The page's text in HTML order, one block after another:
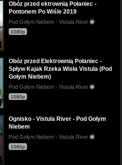
Obóz przed ektrownią Połaniec -
Pontonem Po Wiśle 2019
Pod Gołym Niebem - Vistula River
1080p
Obóz przed Elektrownią Połaniec -
Spływ Kajak Rzeka Wisła Vistula (Pod
Gołym Niebem)
Pod Gołym Niebem - Vistula River
1080p
Ognisko - Vistula River - Pod Gołym
Niebem
Pod Gołym Niebem - Vistula River
1080p